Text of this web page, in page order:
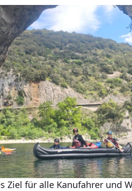
Ziel für alle Kanufahrer und